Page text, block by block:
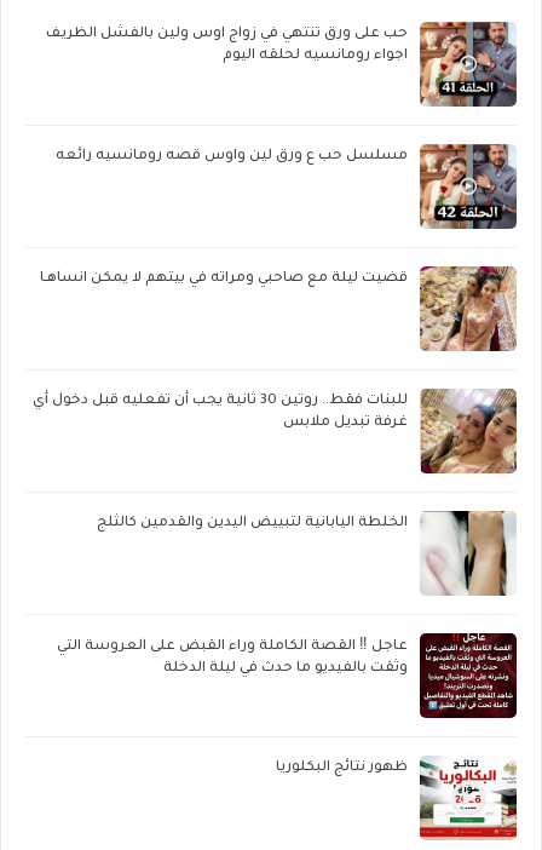
حب على ورق تنتهي في زواج اوس ولين بالفشل الظريف
اجواء رومانسيه لحلقه اليوم
مسلسل حب ع ورق لين واوس قصه رومانسيه رائعه
قضيت ليلة مع صاحبي ومراته في بيتهم لا يمكن انساهـا
للبنات فقط.. روتين 30 ثانية يجب أن تفعليه قبل دخول أي
غرفة تبديل ملابس
الخلطة اليابانية لتبييض اليدين والقدمين كالثلج
عاجل ‼️ القصة الكاملة وراء القبض على العروسة التي
وثقت بالفيديو ما حدث في ليلة الدخلة
ظهور نتائج البكلوريا